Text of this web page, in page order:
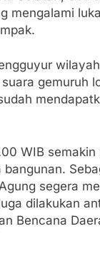
mengalami
gemuruh
WIB
segera
dilakukan
Bencana